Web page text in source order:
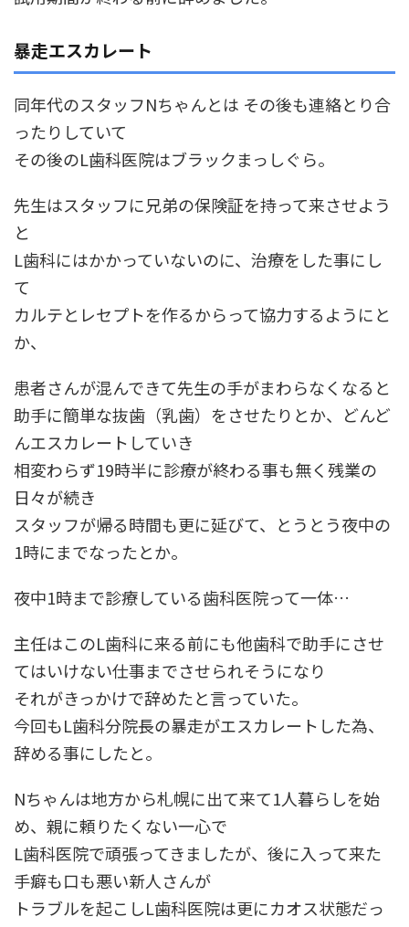
暴走エスカレート
同年代のスタッフNちゃんとは その後も連絡とり合
ったりしていて
その後のL歯科医院はブラックまっしぐら。
先生はスタッフに兄弟の保険証を持って来させよう
と
L歯科にはかかっていないのに、治療をした事にし
て
カルテとレセプトを作るからって協力するようにと
か、
患者さんが混んできて先生の手がまわらなくなると
助手に簡単な抜歯（乳歯）をさせたりとか、どんど
んエスカレートしていき
相変わらず19時半に診療が終わる事も無く残業の
日々が続き
スタッフが帰る時間も更に延びて、とうとう夜中の
1時にまでなったとか。
夜中1時まで診療している歯科医院って一体…
主任はこのL歯科に来る前にも他歯科で助手にさせ
てはいけない仕事までさせられそうになり
それがきっかけで辞めたと言っていた。
今回もL歯科分院長の暴走がエスカレートした為、
辞める事にしたと。
Nちゃんは地方から札幌に出て来て1人暮らしを始
め、親に頼りたくない一心で
L歯科医院で頑張ってきましたが、後に入って来た
手癖も口も悪い新人さんが
トラブルを起こしL歯科医院は更にカオス状態だっ